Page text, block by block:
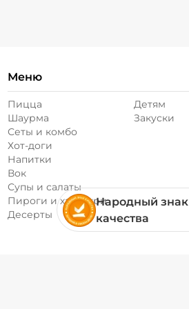
Меню
Пицца
Шаурма
Сеты и комбо
Хот-доги
Напитки
Вок
Супы и салаты
Пироги и хачапури
Десерты
Детям
Закуски
Народный знак
качества